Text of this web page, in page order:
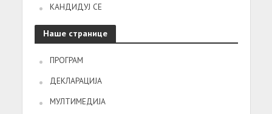
КАНДИДУЈ СЕ
Наше странице
ПРОГРАМ
ДЕКЛАРАЦИЈА
МУЛТИМЕДИЈА